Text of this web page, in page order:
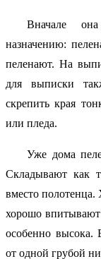
Вначале
назначению:
пеленают. На
для выписки
скрепить края
или пледа.
Уже дома
Складывают как
вместо полотенца.
хорошо
особенно высока.
от одной грубой